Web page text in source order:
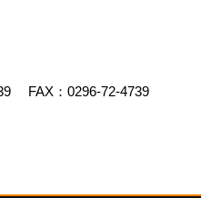
FAX：0296-72-4739